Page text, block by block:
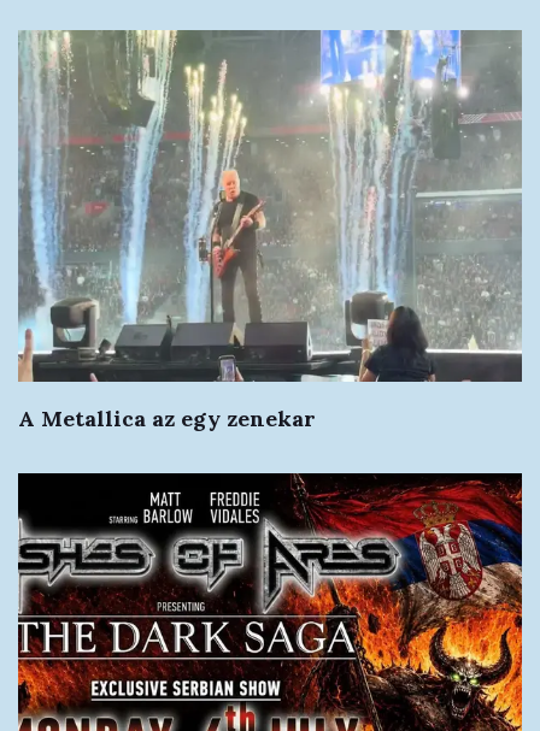
A Metallica az egy zenekar